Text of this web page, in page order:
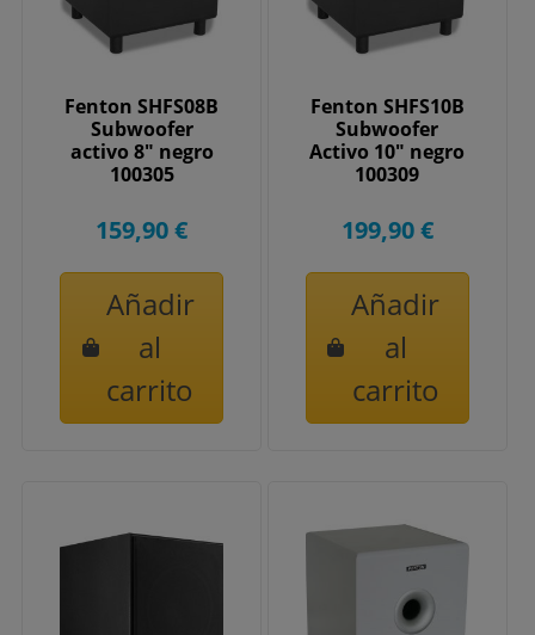
Fenton SHFS08B
Subwoofer
activo 8" negro
100305
159,90 €
Añadir
al
carrito
Fenton SHFS10B
Subwoofer
Activo 10" negro
100309
199,90 €
Añadir
al
carrito